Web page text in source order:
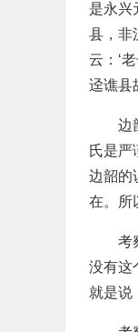
是永兴
县，非
云：‘
迳谯县
边
氏是严
边韶的
在。所
考
没有这
就是说